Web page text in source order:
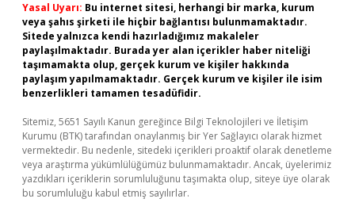
Yasal Uyarı: Bu internet sitesi, herhangi bir marka, kurum
veya şahıs şirketi ile hiçbir bağlantısı bulunmamaktadır.
Sitede yalnızca kendi hazırladığımız makaleler
paylaşılmaktadır. Burada yer alan içerikler haber niteliği
taşımamakta olup, gerçek kurum ve kişiler hakkında
paylaşım yapılmamaktadır. Gerçek kurum ve kişiler ile isim
benzerlikleri tamamen tesadüfidir.
Sitemiz, 5651 Sayılı Kanun gereğince Bilgi Teknolojileri ve İletişim
Kurumu (BTK) tarafından onaylanmış bir Yer Sağlayıcı olarak hizmet
vermektedir. Bu nedenle, sitedeki içerikleri proaktif olarak denetleme
veya araştırma yükümlülüğümüz bulunmamaktadır. Ancak, üyelerimiz
yazdıkları içeriklerin sorumluluğunu taşımakta olup, siteye üye olarak
bu sorumluluğu kabul etmiş sayılırlar.